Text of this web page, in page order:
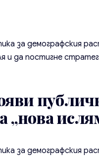
за демографския
да постигне
„нова
за демографския